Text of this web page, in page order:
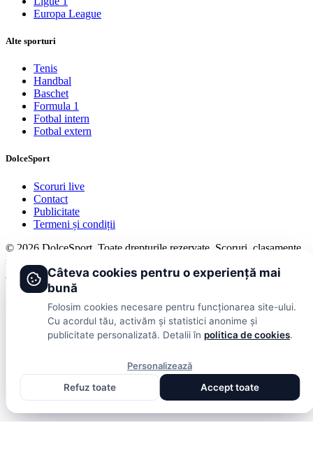
Europa League
Alte sporturi
Tenis
Handbal
Baschet
Formula 1
Fotbal intern
Fotbal extern
DolceSport
Scoruri live
Contact
Publicitate
Termeni și condiții
© 2026 DolceSport. Toate drepturile rezervate. Scoruri, clasamente
și analize din toate competițiile
Fotbal intern Fotbal extern Scoruri live
Câteva cookies pentru o experiență mai
bună
Folosim cookies necesare pentru funcționarea site-ului.
Cu acordul tău, activăm și statistici anonime și
publicitate personalizată. Detalii în politica de cookies.
Personalizează
Refuz toate
Accept toate